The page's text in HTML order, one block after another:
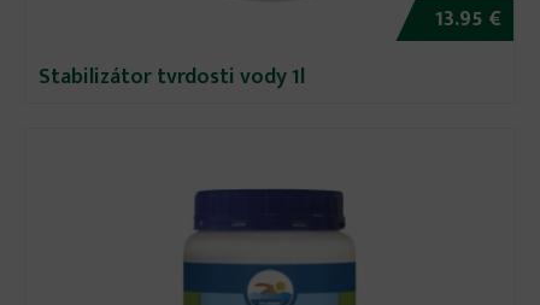
13.95 €
Stabilizátor tvrdosti vody 1l